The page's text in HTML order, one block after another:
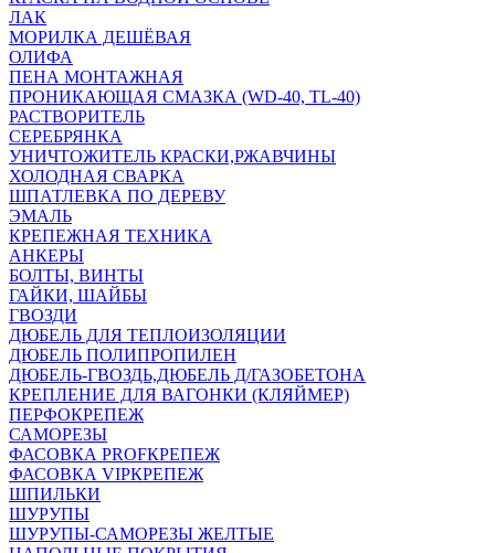
ЛАК
МОРИЛКА ДЕШЁВАЯ
ОЛИФА
ПЕНА МОНТАЖНАЯ
ПРОНИКАЮЩАЯ СМАЗКА (WD-40, TL-40)
РАСТВОРИТЕЛЬ
СЕРЕБРЯНКА
УНИЧТОЖИТЕЛЬ КРАСКИ,РЖАВЧИНЫ
ХОЛОДНАЯ СВАРКА
ШПАТЛЕВКА ПО ДЕРЕВУ
ЭМАЛЬ
КРЕПЕЖНАЯ ТЕХНИКА
АНКЕРЫ
БОЛТЫ, ВИНТЫ
ГАЙКИ, ШАЙБЫ
ГВОЗДИ
ДЮБЕЛЬ ДЛЯ ТЕПЛОИЗОЛЯЦИИ
ДЮБЕЛЬ ПОЛИПРОПИЛЕН
ДЮБЕЛЬ-ГВОЗДЬ,ДЮБЕЛЬ Д/ГАЗОБЕТОНА
КРЕПЛЕНИЕ ДЛЯ ВАГОНКИ (КЛЯЙМЕР)
ПЕРФОКРЕПЕЖ
САМОРЕЗЫ
ФАСОВКА PROFКРЕПЕЖ
ФАСОВКА VIPКРЕПЕЖ
ШПИЛЬКИ
ШУРУПЫ
ШУРУПЫ-САМОРЕЗЫ ЖЕЛТЫЕ